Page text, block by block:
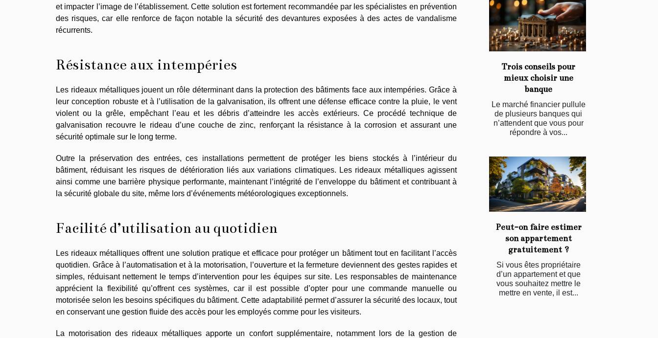
et impacter l’image de l’établissement. Cette solution est fortement recommandée par les spécialistes en prévention
des risques, car elle renforce de façon notable la sécurité des devantures exposées à des actes de vandalisme
récurrents.
Résistance aux intempéries
Les rideaux métalliques jouent un rôle déterminant dans la protection des bâtiments face aux intempéries. Grâce à
leur conception robuste et à l’utilisation de la galvanisation, ils offrent une défense efficace contre la pluie, le vent
violent ou la grêle, empêchant l’eau et les débris d’atteindre les accès extérieurs. Ce procédé technique de
galvanisation recouvre le rideau d’une couche de zinc, renforçant la résistance à la corrosion et assurant une
sécurité optimale sur le long terme.
Outre la préservation des entrées, ces installations permettent de protéger les biens stockés à l’intérieur du
bâtiment, réduisant les risques de détérioration liés aux variations climatiques. Les rideaux métalliques agissent
ainsi comme une barrière physique performante, maintenant l’intégrité de l’enveloppe du bâtiment et contribuant à
la sécurité globale du site, même lors d’événements météorologiques exceptionnels.
Facilité d’utilisation au quotidien
Les rideaux métalliques offrent une solution pratique et efficace pour protéger un bâtiment tout en facilitant l’accès
quotidien. Grâce à l’automatisation et à la motorisation, l’ouverture et la fermeture deviennent des gestes rapides et
simples, réduisant nettement le temps d’intervention pour les équipes sur site. Les responsables de maintenance
apprécient la flexibilité qu’offrent ces systèmes, car il est possible d’opter pour une commande manuelle ou
motorisée selon les besoins spécifiques du bâtiment. Cette adaptabilité permet d’assurer la sécurité des locaux, tout
en conservant une gestion fluide des accès pour les employés comme pour les visiteurs.
La motorisation des rideaux métalliques apporte un confort supplémentaire, notamment lors de la gestion de
Trois conseils pour
mieux choisir une
banque
Le marché financier pullule
de plusieurs banques qui
n’attendent que vous pour
répondre à vos...
Peut-on faire estimer
son appartement
gratuitement ?
Si vous êtes propriétaire
d’un appartement et que
vous souhaitez mettre le
mettre en vente, il est...